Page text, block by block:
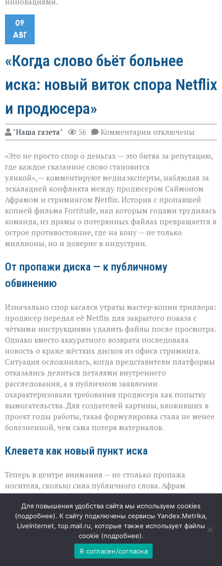
09
АВГ
«Когда слово бьёт больнее
иска: новый виток спора Netflix
и продюсера»
"Наша газета" 56 Комментарии к
записи
слово
больнее
иска:
новый
виток
спора
Netflix
и
продюсера»
отключены
«Это не просто спор о деньгах — это битва за репутацию,
где каждое сказанное слово становится
уликой», — комментируют медиаэксперты, наблюдая за
эскалацией конфликта между продюсером Саймоном
Афрамом и стримингом Netflix. История с пропавшей
копией фильма Fortitude, над которым годами трудилась
команда, из драмы о потерянных файлах превращается в
острое противостояние, где на кону — не только
миллионы, но и доверие в индустрии.
От пропажи диска — к публичному
обвинению
Изначально спор касался утраты мастер‑копии триллера:
продюсер передал её Netflix для закрытого показа с
чёткими инструкциями удалить файлы после просмотра.
Однако вместо аккуратного возврата последовала
новость о краже жёстких дисков из офиса стриминга.
Ситуация осложнилась, когда представители платформы
отказались делиться деталями внутреннего
расследования, а в публичном заявлении
охарактеризовали требования продюсера как попытку
вымогательства. Для создателей картины, вложивших в
проект годы работы, такая формулировка стала не менее
болезненной, чем сама потеря материалов.
Клевета как новый пункт иска
Теперь в центре внимания — не столько пропажа
носителя, сколько сила публичного слова. Афрам
расценил определение «вымогательство» как
намеренное и вредоносное обвинение, способное
нанести серьёзный ущерб репутации. Поэтому он
дополнил иск требованием признать эти высказывания
клеветой. При этом продюсер не называет конкретную
сумму компенсации: он оставляет этот вопрос на
Для повышения удобства сайта мы используем cookies
(подробнее). К сайту подключены сервисы Yandex.Metrika,
LiveInternet, top.mail.ru, которые также использует файлы
cookie (подробнее).
Я согласен/согласна